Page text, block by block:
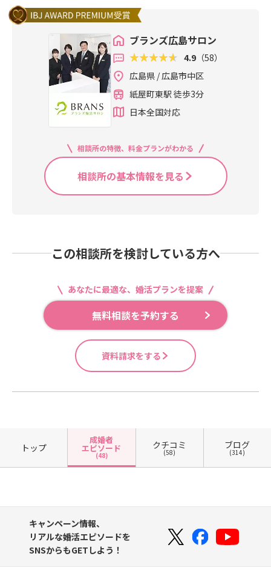
ブランズ広島サロン
4.9 （58）
広島県 / 広島市中区
紙屋町東駅 徒歩3分
日本全国対応
相談所の特徴、料金プランがわかる
相談所の基本情報を見る
この相談所を検討している方へ
あなたに最適な、婚活プランを提案
無料相談を予約する
資料請求をする
トップ
成婚者
エピソード
(48)
クチコミ
(58)
ブログ
(314)
キャンペーン情報、
リアルな婚活エピソードを
SNSからもGETしよう！